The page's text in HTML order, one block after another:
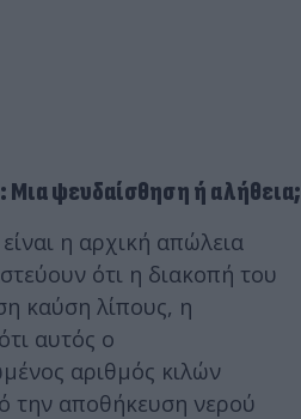
ψευδαίσθηση ή αλήθεια;
η αρχική απώλεια
ότι η διακοπή του
καύση λίπους, η
αυτός ο
αριθμός κιλών
την αποθήκευση νερού